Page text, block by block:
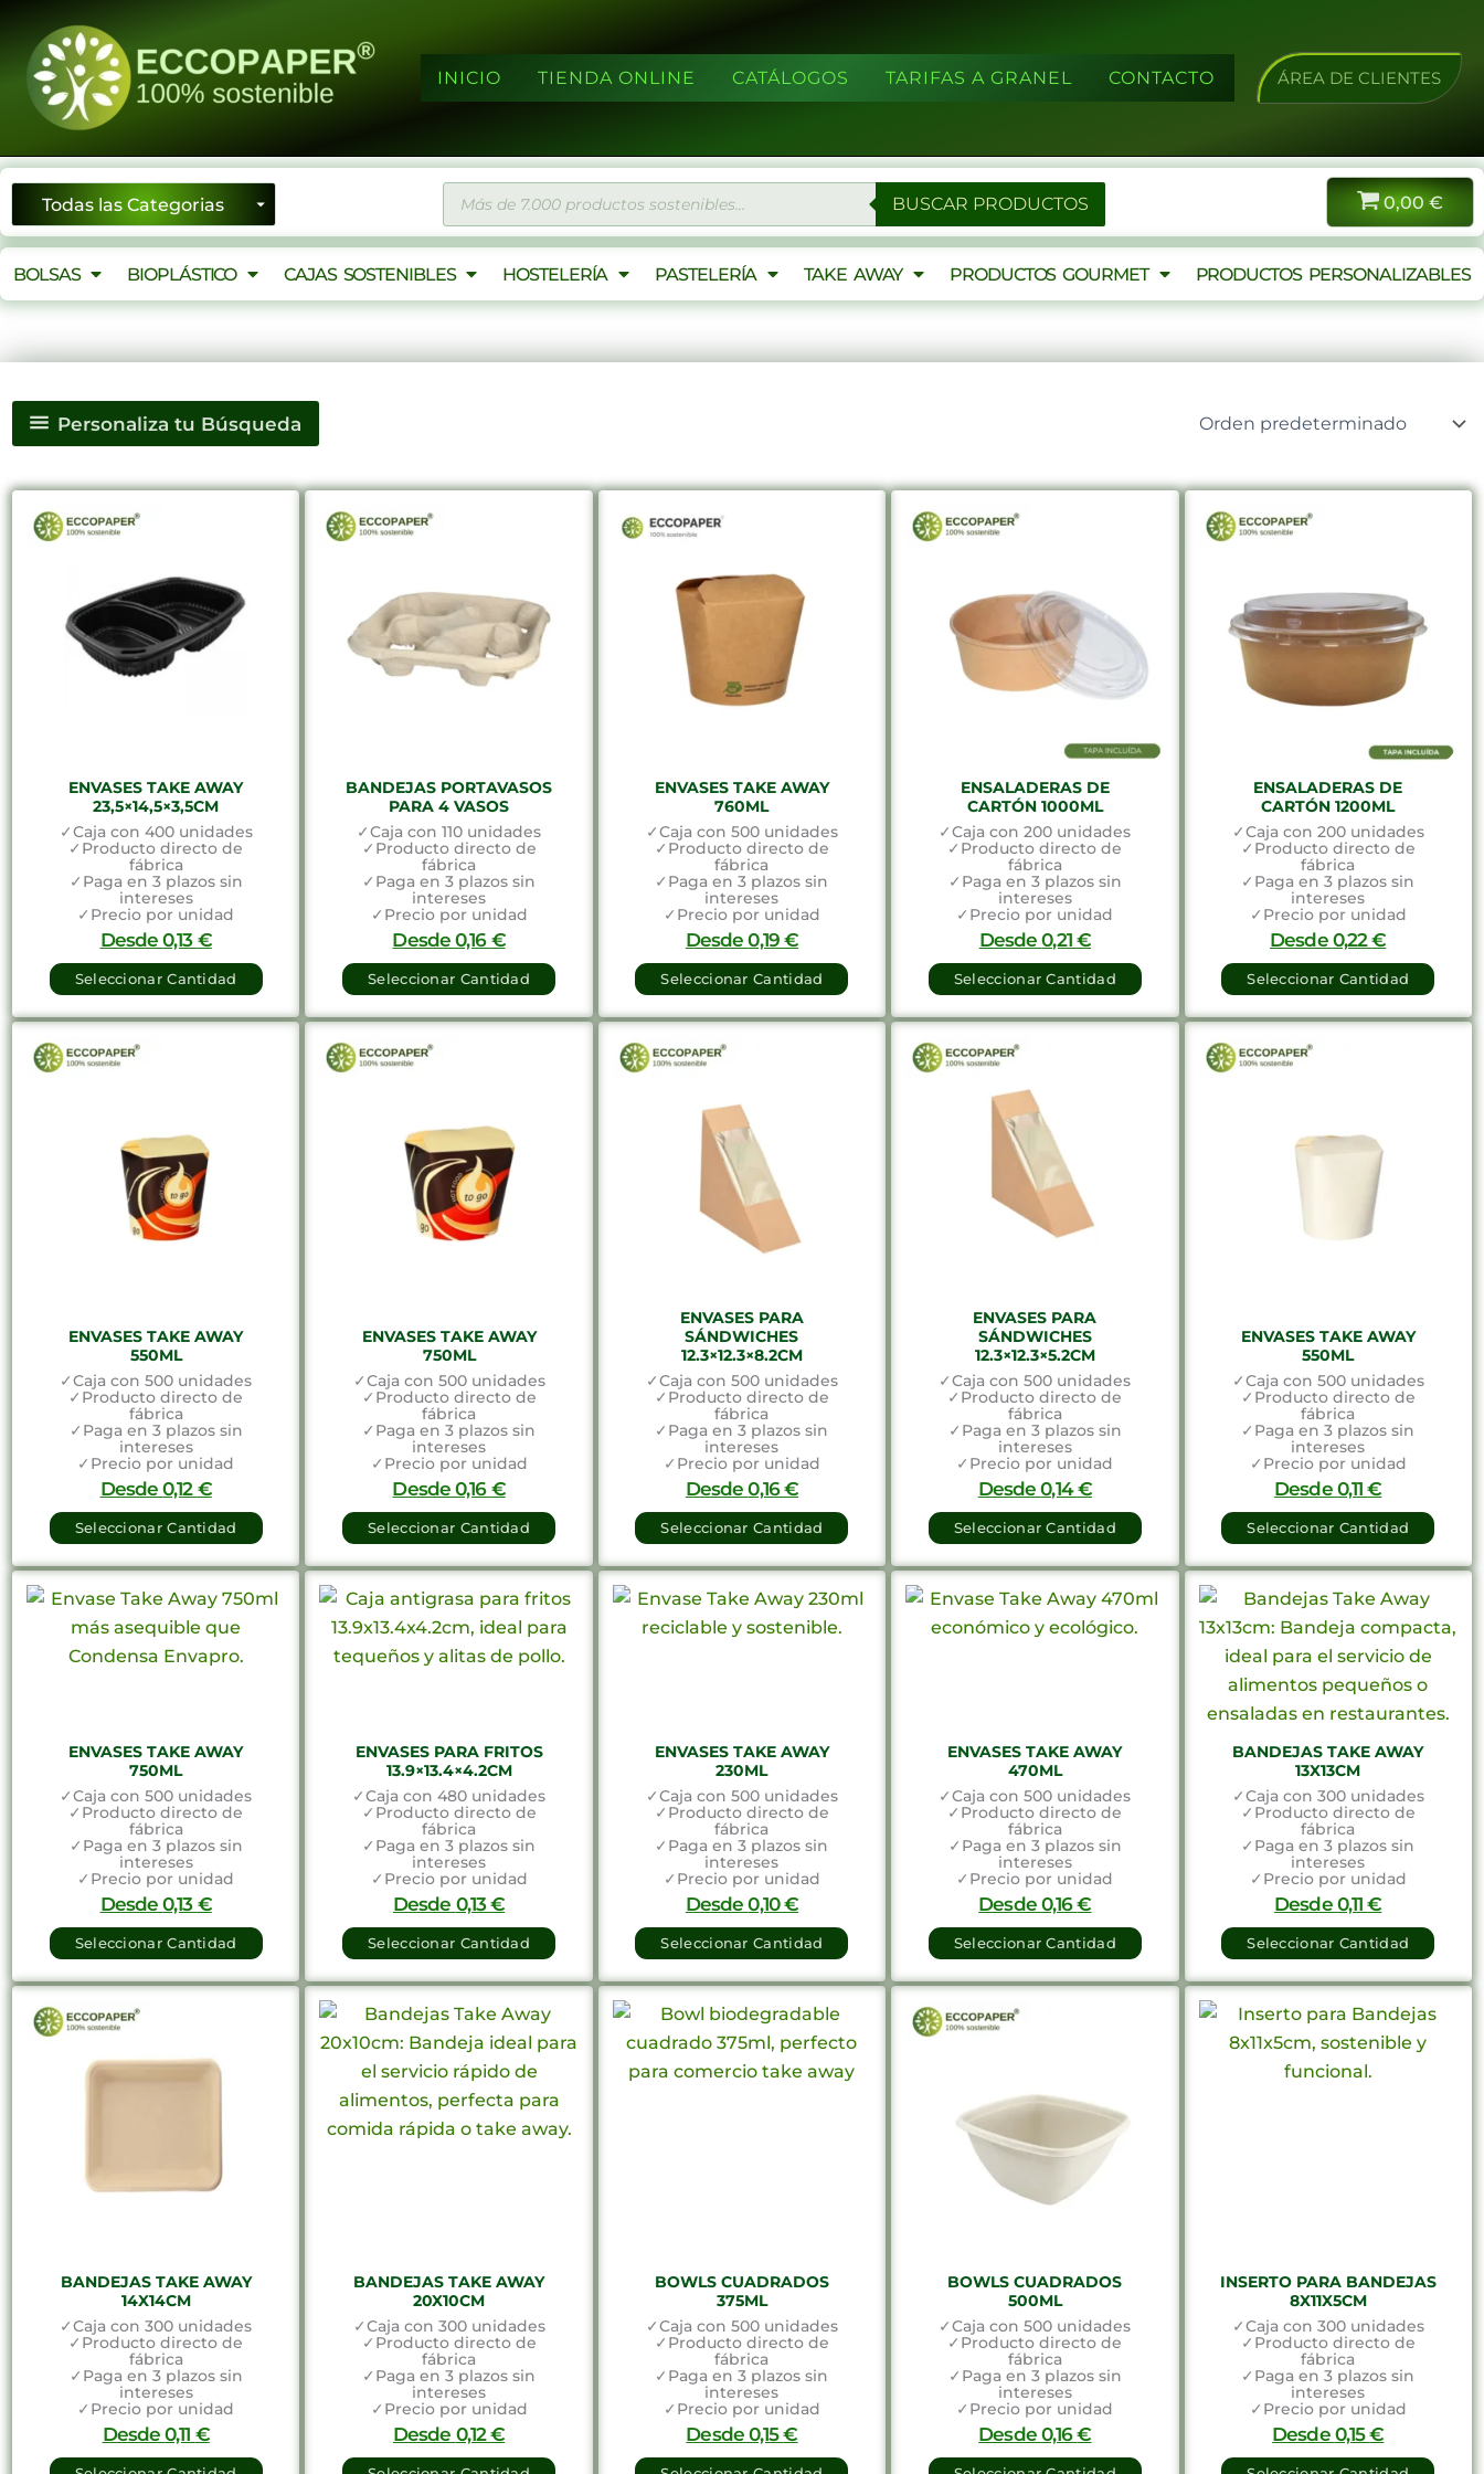
contenido
INICIO TIENDA ONLINE CATÁLOGOS TARIFAS A GRANEL CONTACTO ÁREA DE CLIENTES
de
productos
BUSCAR PRODUCTOS 0,00 €
BOLSAS BIOPLÁSTICO CAJAS SOSTENIBLES HOSTELERÍA PASTELERÍA TAKE AWAY PRODUCTOS GOURMET PRODUCTOS PERSONALIZABLES
Personaliza tu Búsqueda
ENVASES TAKE AWAY
23,5×14,5×3,5CM
✓Caja con 400 unidades
✓Producto directo de
fábrica
✓Paga en 3 plazos sin
intereses
✓Precio por unidad
Desde0,13 €
Seleccionar Cantidad
BANDEJAS PORTAVASOS
PARA 4 VASOS
✓Caja con 110 unidades
✓Producto directo de
fábrica
✓Paga en 3 plazos sin
intereses
✓Precio por unidad
Desde0,16 €
Seleccionar Cantidad
ENVASES TAKE AWAY
760ML
✓Caja con 500 unidades
✓Producto directo de
fábrica
✓Paga en 3 plazos sin
intereses
✓Precio por unidad
Desde0,19 €
Seleccionar Cantidad
ENSALADERAS DE
CARTÓN 1000ML
✓Caja con 200 unidades
✓Producto directo de
fábrica
✓Paga en 3 plazos sin
intereses
✓Precio por unidad
Desde0,21 €
Seleccionar Cantidad
ENSALADERAS DE
CARTÓN 1200ML
✓Caja con 200 unidades
✓Producto directo de
fábrica
✓Paga en 3 plazos sin
intereses
✓Precio por unidad
Desde 0,22€
Seleccionar Cantidad
ENVASES TAKE AWAY
550ML
✓Caja con 500 unidades
✓Producto directo de
fábrica
✓Paga en 3 plazos sin
intereses
✓Precio por unidad
Desde0,12 €
Seleccionar Cantidad
ENVASES TAKE AWAY
750ML
✓Caja con 500 unidades
✓Producto directo de
fábrica
✓Paga en 3 plazos sin
intereses
✓Precio por unidad
Desde0,16 €
Seleccionar Cantidad
ENVASES PARA
SÁNDWICHES
12.3×12.3×8.2CM
✓Caja con 500 unidades
✓Producto directo de
fábrica
✓Paga en 3 plazos sin
intereses
✓Precio por unidad
Desde0,16€
Seleccionar Cantidad
ENVASES PARA
SÁNDWICHES
12.3×12.3×5.2CM
✓Caja con 500 unidades
✓Producto directo de
fábrica
✓Paga en 3 plazos sin
intereses
✓Precio por unidad
Desde0,14€
Seleccionar Cantidad
ENVASES TAKE AWAY
550ML
✓Caja con 500 unidades
✓Producto directo de
fábrica
✓Paga en 3 plazos sin
intereses
✓Precio por unidad
Desde 0,11€
Seleccionar Cantidad
ENVASES TAKE AWAY
750ML
✓Caja con 500 unidades
✓Producto directo de
fábrica
✓Paga en 3 plazos sin
intereses
✓Precio por unidad
Desde0,13 €
Seleccionar Cantidad
ENVASES PARA FRITOS
13.9×13.4×4.2CM
✓Caja con 480 unidades
✓Producto directo de
fábrica
✓Paga en 3 plazos sin
intereses
✓Precio por unidad
Desde 0,13€
Seleccionar Cantidad
ENVASES TAKE AWAY
230ML
✓Caja con 500 unidades
✓Producto directo de
fábrica
✓Paga en 3 plazos sin
intereses
✓Precio por unidad
Desde0,10€
Seleccionar Cantidad
ENVASES TAKE AWAY
470ML
✓Caja con 500 unidades
✓Producto directo de
fábrica
✓Paga en 3 plazos sin
intereses
✓Precio por unidad
Desde 0,16€
Seleccionar Cantidad
BANDEJAS TAKE AWAY
13X13CM
✓Caja con 300 unidades
✓Producto directo de
fábrica
✓Paga en 3 plazos sin
intereses
✓Precio por unidad
Desde 0,11€
Seleccionar Cantidad
BANDEJAS TAKE AWAY
14X14CM
✓Caja con 300 unidades
✓Producto directo de
fábrica
✓Paga en 3 plazos sin
intereses
✓Precio por unidad
Desde0,11 €
BANDEJAS TAKE AWAY
20X10CM
✓Caja con 300 unidades
✓Producto directo de
fábrica
✓Paga en 3 plazos sin
intereses
✓Precio por unidad
Desde 0,12€
BOWLS CUADRADOS
375ML
✓Caja con 500 unidades
✓Producto directo de
fábrica
✓Paga en 3 plazos sin
intereses
✓Precio por unidad
Desde 0,15€
BOWLS CUADRADOS
500ML
✓Caja con 500 unidades
✓Producto directo de
fábrica
✓Paga en 3 plazos sin
intereses
✓Precio por unidad
Desde 0,16€
INSERTO PARA BANDEJAS
8X11X5CM
✓Caja con 300 unidades
✓Producto directo de
fábrica
✓Paga en 3 plazos sin
intereses
✓Precio por unidad
Desde 0,15€